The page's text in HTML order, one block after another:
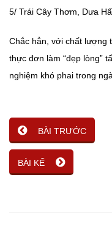
5/ Trái Cây Thơm, Dưa
Chắc hẳn, với chất lượng
thực đơn làm “đẹp lòng”
nghiệm khó phai trong
BÀI TRƯỚC
BÀI KẾ